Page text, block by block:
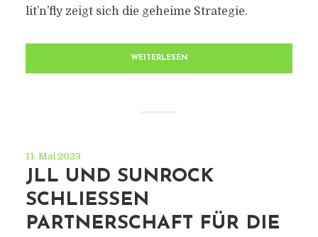
lit’n’fly zeigt sich die geheime Strategie.
WEITERLESEN
11. Mai 2023
JLL UND SUNROCK
SCHLIESSEN P
ARTNERSCHAFT FÜR DIE E